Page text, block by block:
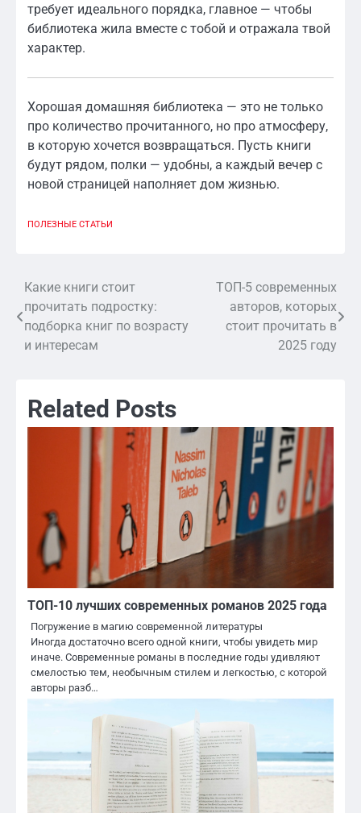
требует идеального порядка, главное — чтобы
библиотека жила вместе с тобой и отражала твой
характер.
Хорошая домашняя библиотека — это не только
про количество прочитанного, но про атмосферу,
в которую хочется возвращаться. Пусть книги
будут рядом, полки — удобны, а каждый вечер с
новой страницей наполняет дом жизнью.
ПОЛЕЗНЫЕ СТАТЬИ
Навигация
по
записям
Какие книги стоит
прочитать подростку:
подборка книг по возрасту
и интересам
ТОП-5 современных
авторов, которых
стоит прочитать в
2025 году
Related Posts
ТОП-10 лучших современных романов 2025 года
Погружение в магию современной литературы
Иногда достаточно всего одной книги, чтобы увидеть мир
иначе. Современные романы в последние годы удивляют
смелостью тем, необычным стилем и легкостью, с которой
авторы разб…